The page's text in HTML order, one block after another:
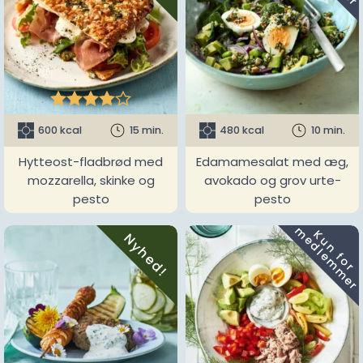

600 kcal 15 min.
Hytteost-fladbrød med
mozzarella, skinke og
pesto
480 kcal 10 min.
Edamamesalat med æg,
avokado og grov urte-
pesto
Nyhed! K
u
n
f
o
r
m
e
d
l
e
m
m
e
r